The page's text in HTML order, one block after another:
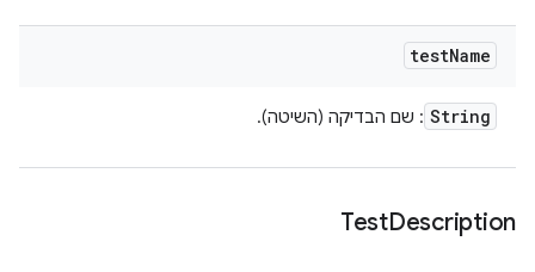
testName
String : שם הבדיקה (השיטה).
TestDescription